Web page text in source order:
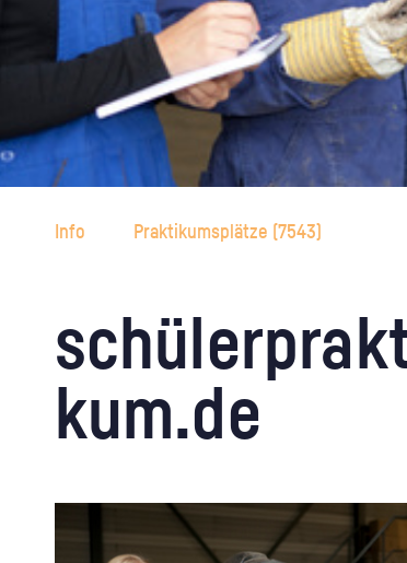
Info Praktikumsplätze ( 7543
kum.de